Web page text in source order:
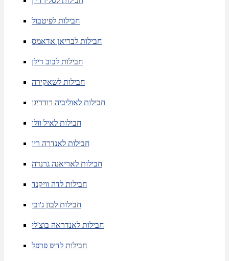
חבילות לפיטבול
חבילות לבריאן אדאמס
חבילות לבוב דילן
חבילות לשאקירה
חבילות לאוליביה רודריגו
חבילות לאיל וולו
חבילות לאנדרה ריו
חבילות לאריאנה גרנדה
חבילות לדה וויקנד
חבילות לבון ג'ובי
חבילות לאנדראה בוצ'לי
חבילות לדיפ פרפל